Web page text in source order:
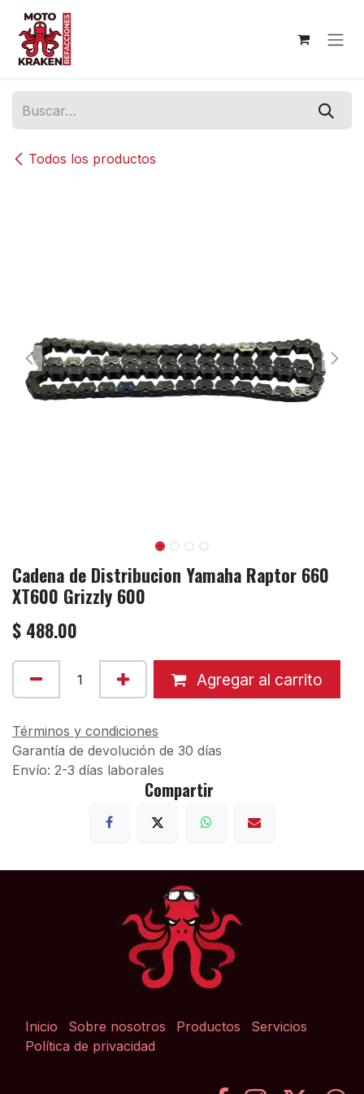
Ir al contenido
Todos los productos
Cadena de Distribucion Yamaha Raptor 660
XT600 Grizzly 600
$ 488.00
Agregar al carrito
Términos y condiciones
Garantía de devolución de 30 días
Envío: 2-3 días laborales
Compartir
Inicio Sobre nosotros Productos
Servicios
Política de privacidad